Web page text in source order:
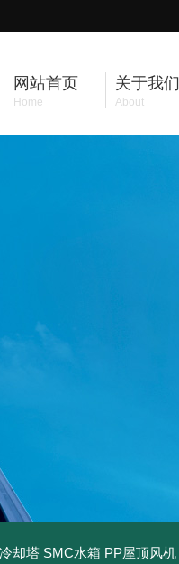
网站首页
Home
关于我们
About
却塔 SMC水箱 PP屋顶风机